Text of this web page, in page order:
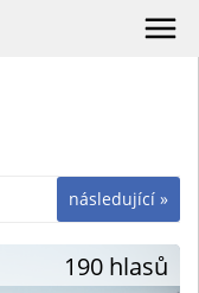
následující »
190 hlasů